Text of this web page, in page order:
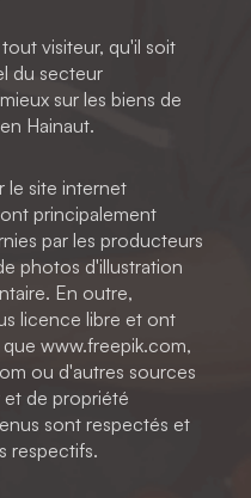
visiteur, qu'il soit
du secteur
sur les biens de
Hainaut.
le site internet
principalement
par les producteurs
photos d'illustration
En outre,
licence libre et ont
www.freepik.com,
ou d'autres sources
et de propriété
sont respectés et
respectifs.